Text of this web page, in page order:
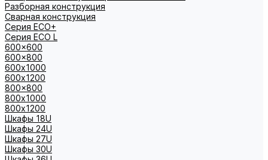
Разборная конструкция
Сварная конструкция
Серия ECO+
Серия ECO L
600x600
600x800
600х1000
600х1200
800x800
800х1000
800х1200
Шкафы 18U
Шкафы 24U
Шкафы 27U
Шкафы 30U